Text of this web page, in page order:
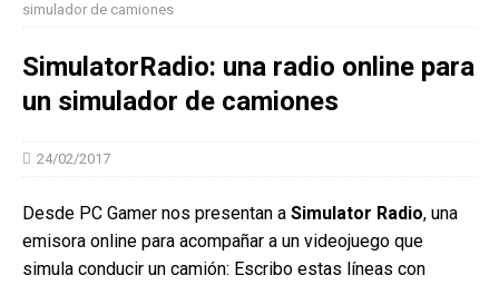
simulador de camiones
SimulatorRadio: una radio online para
un simulador de camiones
24/02/2017
Desde PC Gamer nos presentan a Simulator Radio, una
emisora online para acompañar a un videojuego que
simula conducir un camión: Escribo estas líneas con